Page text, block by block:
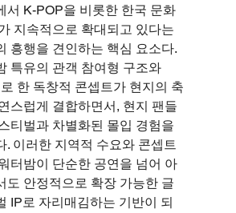
서 K-POP을 비롯한 한국 문화
지속적으로 확대되고 있다는
흥행을 견인하는 핵심 요소다.
특유의 관객 참여형 구조와
로 한 독창적 콘셉트가 현지의 축
스럽게 결합하면서, 현지 팬들
티벌과 차별화된 몰입 경험을
. 이러한 지역적 수요와 콘셉트
터밤이 단순한 공연을 넘어 아
도 안정적으로 확장 가능한 글
IP로 자리매김하는 기반이 되